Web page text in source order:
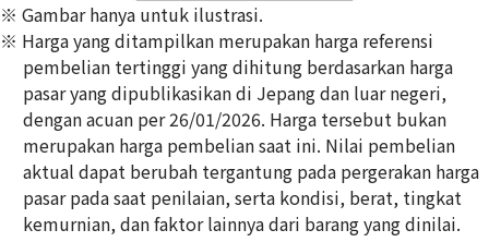
Platinum (Pt900) earrings
Referensi Harga Buyback
ASK
※ Gambar hanya untuk ilustrasi.
※ Harga yang ditampilkan merupakan harga referensi
pembelian tertinggi yang dihitung berdasarkan harga
pasar yang dipublikasikan di Jepang dan luar negeri,
dengan acuan per 26/01/2026. Harga tersebut bukan
merupakan harga pembelian saat ini. Nilai pembelian
aktual dapat berubah tergantung pada pergerakan harga
pasar pada saat penilaian, serta kondisi, berat, tingkat
kemurnian, dan faktor lainnya dari barang yang dinilai.